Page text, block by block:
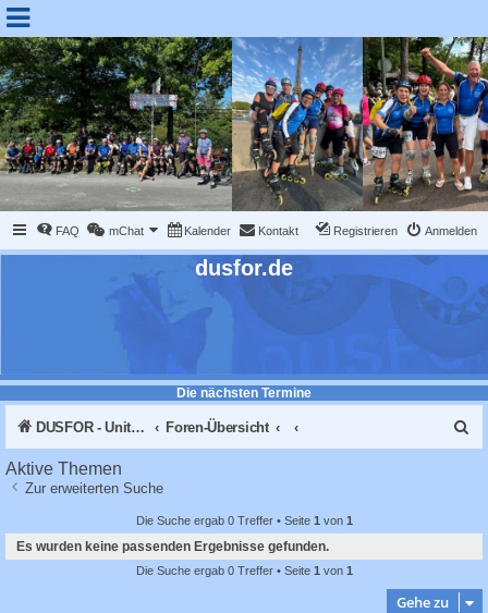
FAQ mChat Kalender Kontakt Anmelden
Registrieren
dusfor.de
Die nächsten Termine
DUSFOR - United Sk8 Nations :: Inline skaten in Düsseldorf Foren-Übersicht
Aktive Themen
Zur erweiterten Suche
Die Suche ergab 0 Treffer • Seite 1 von 1
Es wurden keine passenden Ergebnisse gefunden.
Die Suche ergab 0 Treffer • Seite 1 von 1
Gehe zu